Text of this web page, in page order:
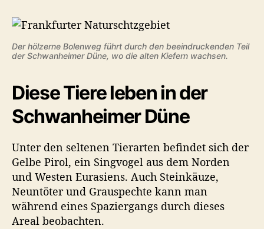
Der hölzerne Bolenweg führt durch den beeindruckenden Teil
der Schwanheimer Düne, wo die alten Kiefern wachsen.
Diese Tiere leben in der
Schwanheimer Düne
Unter den seltenen Tierarten befindet sich der
Gelbe Pirol, ein Singvogel aus dem Norden
und Westen Eurasiens. Auch Steinkäuze,
Neuntöter und Grauspechte kann man
während eines Spaziergangs durch dieses
Areal beobachten.